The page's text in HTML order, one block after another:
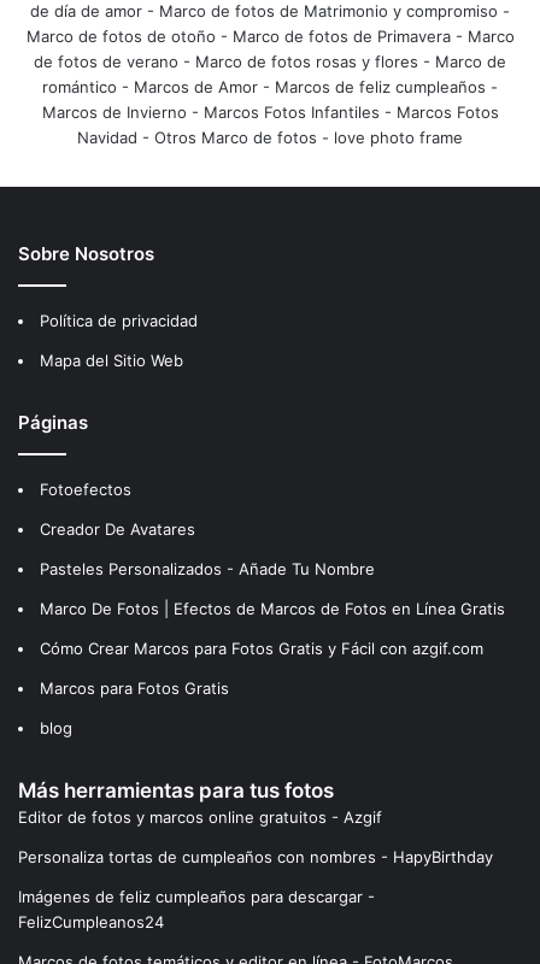
de día de amor - Marco de fotos de Matrimonio y compromiso -
Marco de fotos de otoño - Marco de fotos de Primavera- Marco
de fotos de verano - Marco de fotos rosas y flores - Marco de
romántico - Marcos de Amor - Marcos de feliz cumpleaños -
Marcos de Invierno - Marcos Fotos Infantiles - Marcos Fotos
Navidad - Otros Marco de fotos - love photo frame
Sobre Nosotros
Política de privacidad
Mapa del Sitio Web
Páginas
Fotoefectos
Creador De Avatares
Pasteles Personalizados - Añade Tu Nombre
Marco De Fotos | Efectos de Marcos de Fotos en Línea Gratis
Cómo Crear Marcos para Fotos Gratis y Fácil con azgif.com
Marcos para Fotos Gratis
blog
Más herramientas para tus fotos
Editor de fotos y marcos online gratuitos - Azgif
Personaliza tortas de cumpleaños con nombres - HapyBirthday
Imágenes de feliz cumpleaños para descargar -
FelizCumpleanos24